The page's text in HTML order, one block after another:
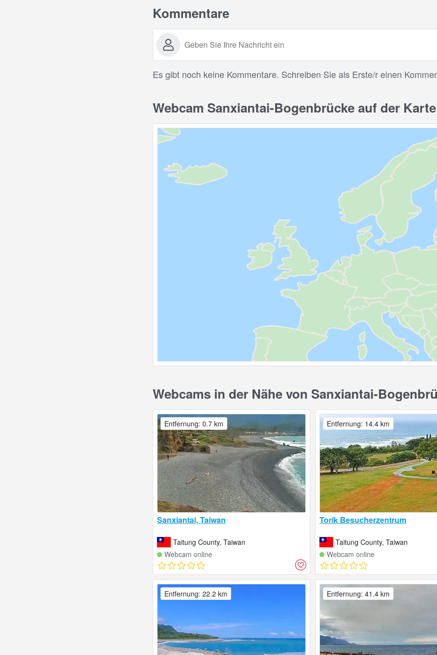
Kommentare
Es gibt noch keine Kommentare. Schreiben Sie als Erste/r einen
Webcam Sanxiantai-Bogenbrücke auf der Karte
Webcams in der Nähe von Sanxiantai-
Sanxiantai, Taiwan
Taitung County, Taiwan
Webcam online
Entfernung: 0.7 km
Torik Besucherzentrum
Taitung County, Taiwan
Webcam online
Entfernung: 14.4 km
Entfernung: 22.2 km Entfernung: 41.4 km